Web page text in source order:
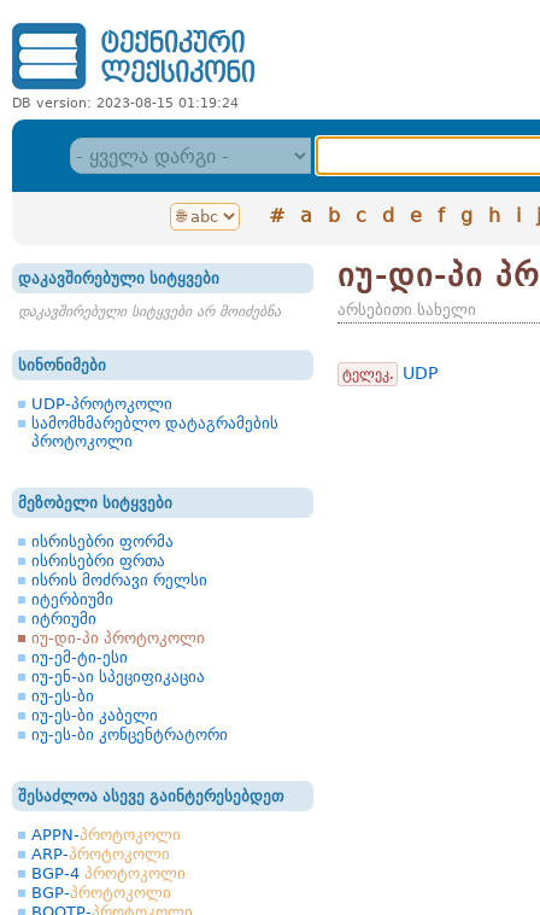
DB version: 2023-08-15 01:19:24
# a b c d e f g h i j
დაკავშირებული სიტყვები
დაკავშირებული სიტყვები არ მოიძებნა
სინონიმები
UDP-პროტოკოლი
სამომხმარებლო დატაგრამების
პროტოკოლი
მეზობელი სიტყვები
ისრისებრი ფორმა
ისრისებრი ფრთა
ისრის მოძრავი რელსი
იტერბიუმი
იტრიუმი
იუ-დი-პი პროტოკოლი
იუ-ემ-ტი-ესი
იუ-ენ-აი სპეციფიკაცია
იუ-ეს-ბი
იუ-ეს-ბი კაბელი
იუ-ეს-ბი კონცენტრატორი
შესაძლოა ასევე გაინტერესებდეთ
APPN-პროტოკოლი
ARP-პროტოკოლი
BGP-4 პროტოკოლი
BGP-პროტოკოლი
იუ-დი-პი
არსებითი სახელი
ტელეკ. UDP